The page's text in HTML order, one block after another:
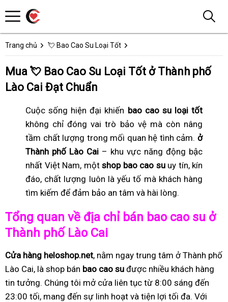
Trang chủ 💘 Bao Cao Su Loại Tốt
Mua 💘 Bao Cao Su Loại Tốt ở Thành phố
Lào Cai Đạt Chuẩn
Cuộc sống hiện đại khiến bao cao su loại tốt
không chỉ đóng vai trò bảo vệ mà còn nâng
tầm chất lượng trong mối quan hệ tình cảm. ở
Thành phố Lào Cai – khu vực năng động bậc
nhất Việt Nam, một shop bao cao suuy tín, kín
đáo, chất lượng luôn là yếu tố mà khách hàng
tìm kiếm để đảm bảo an tâm và hài lòng.
Tổng quan về địa chỉ bán bao cao su ở
Thành phố Lào Cai
Cửa hàng heloshop.net, nằm ngay trung tâm ở Thành phố
Lào Cai, là shop bán bao cao su được nhiều khách hàng
tin tưởng. Chúng tôi mở cửa liên tục từ 8:00 sáng đến
23:00 tối, mang đến sự linh hoạt và tiện lợi tối đa. Với